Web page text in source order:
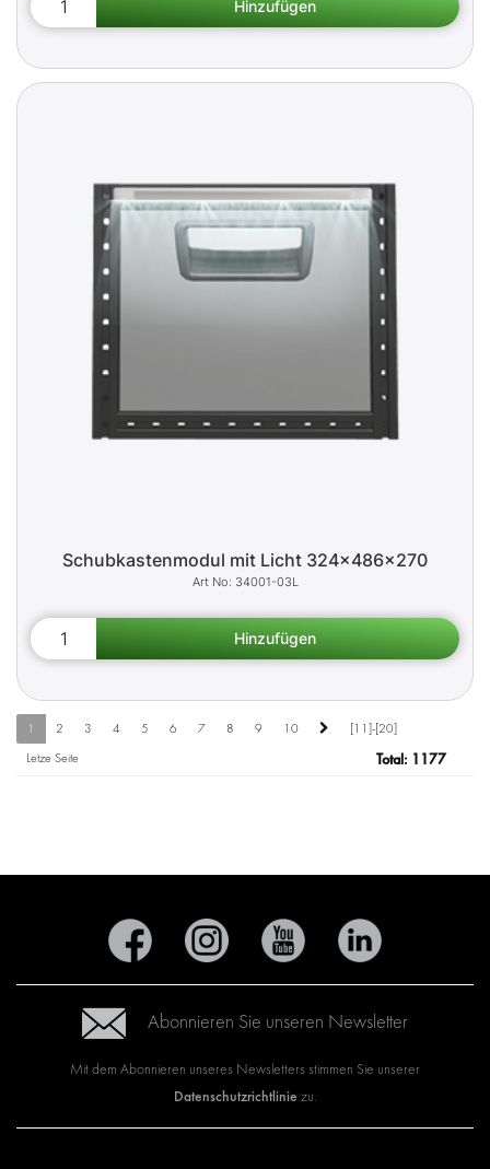
Schubkastenmodul mit Licht 324x486x270
34001-03L
1 2 3 4 5 6 7 8 9 10
[11]-[20]
Letze Seite
Total: 1177
Abonnieren Sie unseren Newsletter
Mit dem Abonnieren unseres Newsletters stimmen Sie unserer
Datenschutzrichtlinie zu.